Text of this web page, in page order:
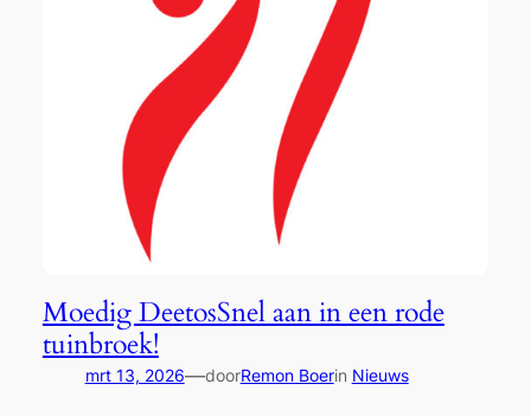
Moedig DeetosSnel aan in een rode
tuinbroek!
mrt 13, 2026—doorRemon Boerin Nieuws